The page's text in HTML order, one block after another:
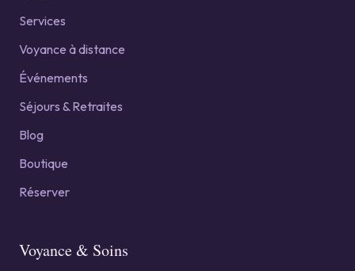
Services
Voyance à distance
Événements
Séjours & Retraites
Blog
Boutique
Réserver
Voyance & Soins